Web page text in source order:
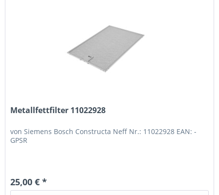
Metallfettfilter 11022928
von Siemens Bosch Constructa Neff Nr.: 11022928 EAN: -
GPSR
25,00 € *